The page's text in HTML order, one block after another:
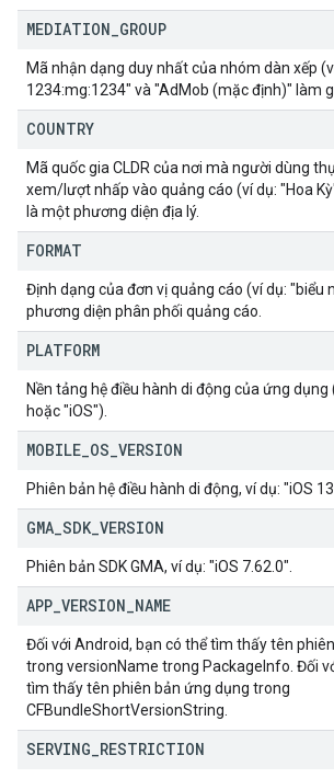
MEDIATION GROUP
Mã nhận dạng duy nhất của nhóm dàn xếp
1234:mg:1234" và "AdMob (mặc định)" làm
COUNTRY
Mã quốc gia CLDR của nơi mà người dùng
xem/lượt nhấp vào quảng cáo (ví dụ: "Hoa
là một phương diện địa lý.
FORMAT
Định dạng của đơn vị quảng cáo (ví dụ: "biểu
phương diện phân phối quảng cáo.
PLATFORM
Nền tảng hệ điều hành di động của ứng dụng
hoặc "iOS").
MOBILE OS VERSION
Phiên bản hệ điều hành di động, ví dụ: "iOS
GMA SDK VERSION
Phiên bản SDK GMA, ví dụ: "iOS 7.62.0".
APP VERSION NAME
Đối với Android, bạn có thể tìm thấy tên
trong versionName trong PackageInfo. Đối
tìm thấy tên phiên bản ứng dụng trong
CFBundleShortVersionString.
SERVING RESTRICTION